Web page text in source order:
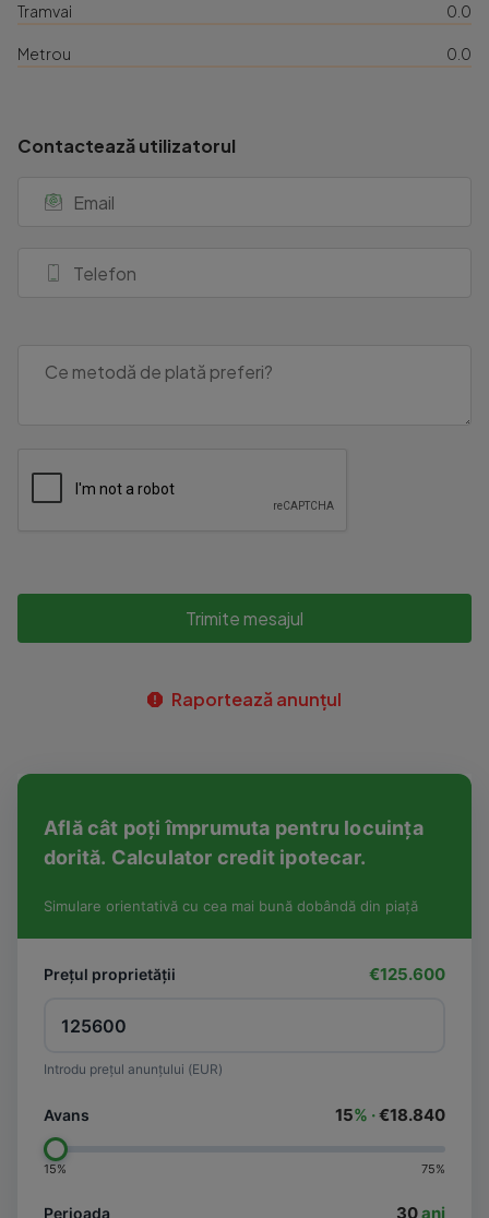
Tramvai 0.0
Metrou 0.0
Contactează utilizatorul
Trimite mesajul
Raportează anunțul
Află cât poți împrumuta pentru locuința
dorită. Calculator credit ipotecar.
Simulare orientativă cu cea mai bună dobândă din piață
Prețul proprietății €125.600
Introdu prețul anunțului (EUR)
Avans 15% ·€18.840
15% 75%
Perioada 30ani